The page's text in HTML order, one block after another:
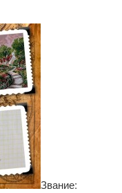
Звание: